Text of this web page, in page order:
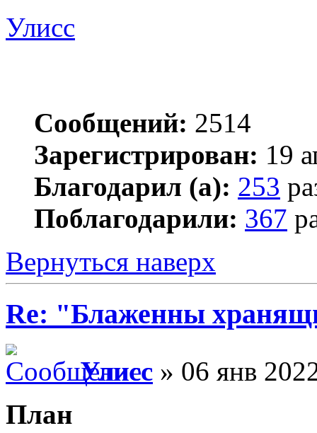
Улисс
Сообщений: 2514
Зарегистрирован: 19
Благодарил (а): 253
Поблагодарили: 367
Вернуться наверх
Re: "Блаженны
Улисс » 06 янв
План